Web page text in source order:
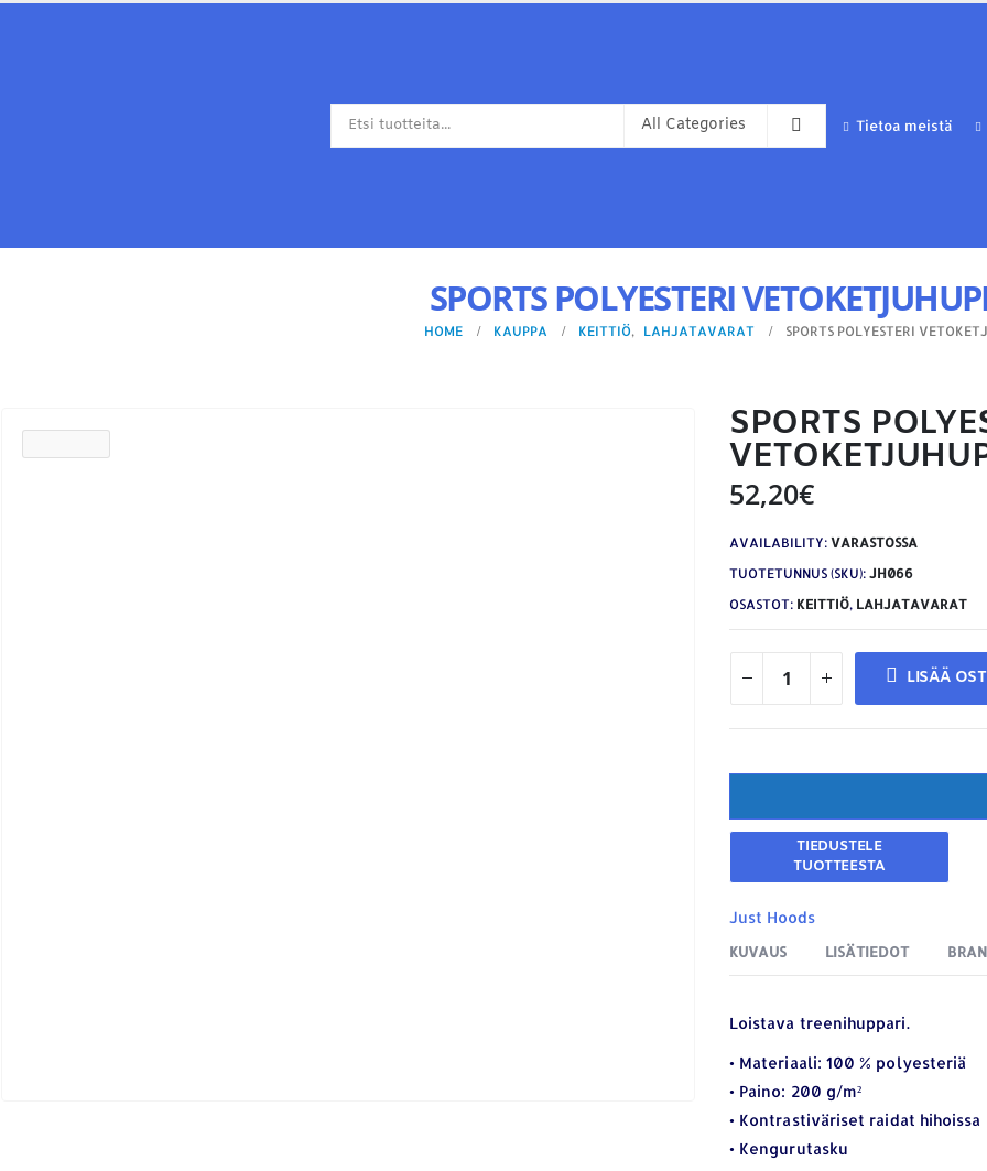
Tietoa meistä
SPORTS POLYESTERI
HOME KAUPPA KEITTIÖ, LAHJATAVARAT SPORTS POLYESTERI
SPORTS
52,20€
AVAILABILITY: VARASTOSSA
TUOTETUNNUS (SKU): JH066
OSASTOT: KEITTIÖ, LAHJATAVARAT
LISÄÄ
Just Hoods
KUVAUS LISÄTIEDOT
Loistava treenihuppari.
• Materiaali: 100 % polyesteriä
• Paino: 200 g/m²
• Kontrastiväriset raidat hihoissa
• Kengurutasku